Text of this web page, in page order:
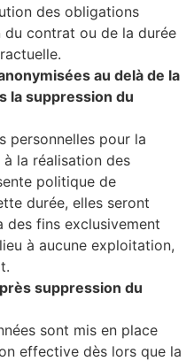
des obligations
contrat ou de la durée
au delà de la
la suppression du
personnelles pour la
la réalisation des
politique de
durée, elles seront
des fins exclusivement
à aucune exploitation,
suppression du
sont mis en place
effective dès lors que la